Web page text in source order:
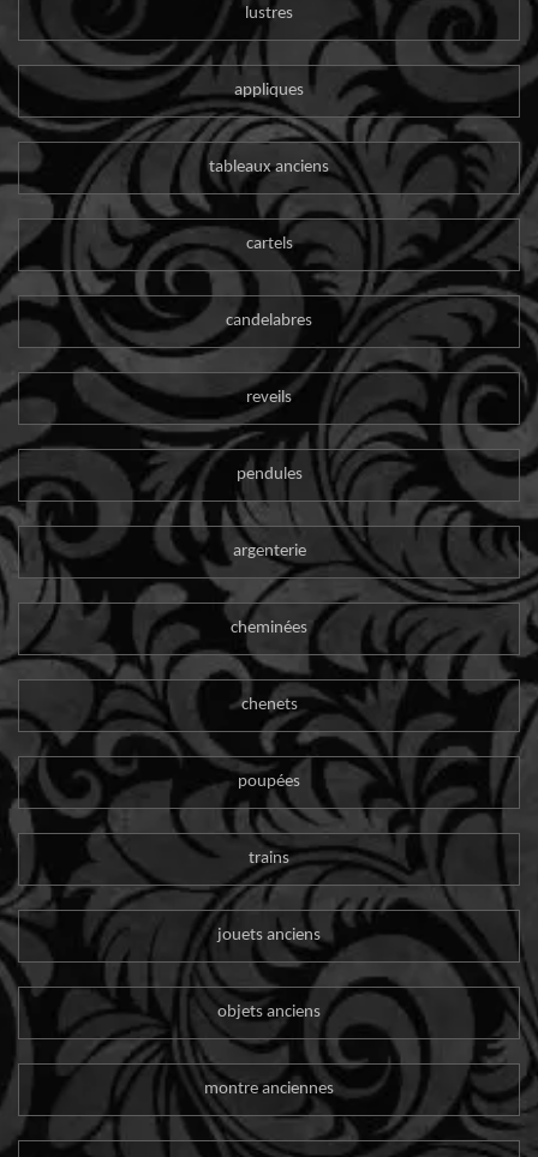
lustres
appliques
tableaux anciens
cartels
candelabres
reveils
pendules
argenterie
cheminées
chenets
poupées
trains
jouets anciens
objets anciens
montre anciennes